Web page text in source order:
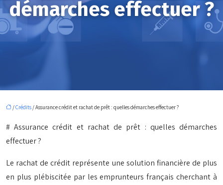
démarches effectuer ?
/Crédits / Assurance crédit et rachat de prêt : quelles démarches effectuer ?
# Assurance crédit et rachat de prêt : quelles démarches
effectuer ?
Le rachat de crédit représente une solution financière de plus
en plus plébiscitée par les emprunteurs français cherchant à